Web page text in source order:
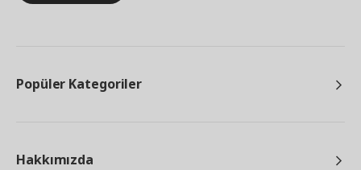
Popüler Kategoriler
Hakkımızda